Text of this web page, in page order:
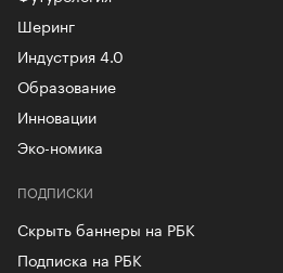
Шеринг
Индустрия 4.0
Образование
Инновации
Эко-номика
ПОДПИСКИ
Скрыть баннеры на РБК
Подписка на РБК